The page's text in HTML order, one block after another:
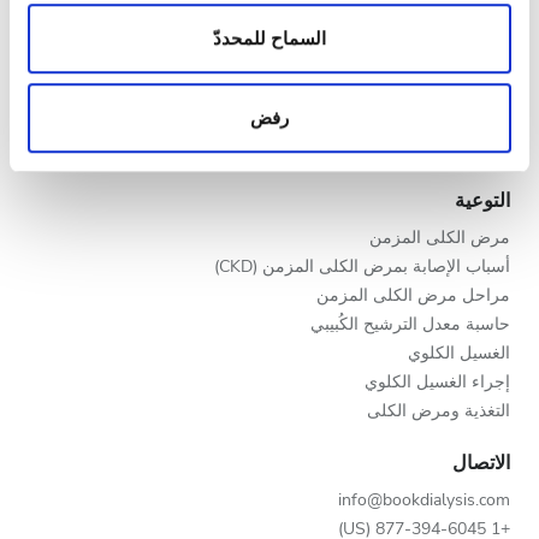
الزيارات الواردة إلينا. إضافةً إلى ذلك، فنحن نشارك
المعلومات حول استخدامك لموقعنا مع شركائنا من الشبكات
الاجتماعية وشركاء الإعلانات وتحليل البيانات الذين يمكنهم
إضافة هذه المعلومات إلى معلومات أخرى تقدمها لهم أو
معلومات أخرى يحصلون عليها من استخدامك لخدماتهم.
السماح للمحددّ
رفض
المساء
التقييم
جيد
جيد جدًا
ممتاز
مقدمو خدمات الرعاية الصحية
سجّل عيادتك
شركاء
التوعية
مرض الكلى المزمن
أسباب الإصابة بمرض الكلى المزمن (CKD)
مراحل مرض الكلى المزمن
حاسبة معدل الترشيح الكُبيبي
الغسيل الكلوي
إجراء الغسيل الكلوي
التغذية ومرض الكلى
الاتصال
info@bookdialysis.com
+1 877-394-6045 (US)